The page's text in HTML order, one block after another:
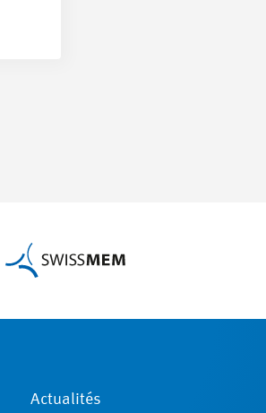
Actualités